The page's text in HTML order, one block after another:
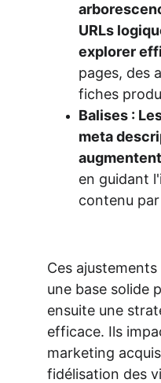
URLs
explorer
pages, des
fiches
Balises :
meta
en guidant
contenu
Ces
une base solide
ensuite une
efficace. Ils
marketing
fidélisation des